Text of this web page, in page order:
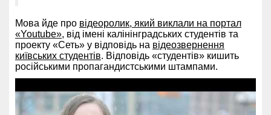
Мова йде про відеоролик, який виклали на портал
«Youtube», від імені калінінградських студентів та
проекту «Сеть» у відповідь на відеозвернення
київських студентів. Відповідь «студентів» кишить
російськими пропагандистськими штампами.